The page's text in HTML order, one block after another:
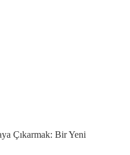
Çıkarmak: Bir Yeni